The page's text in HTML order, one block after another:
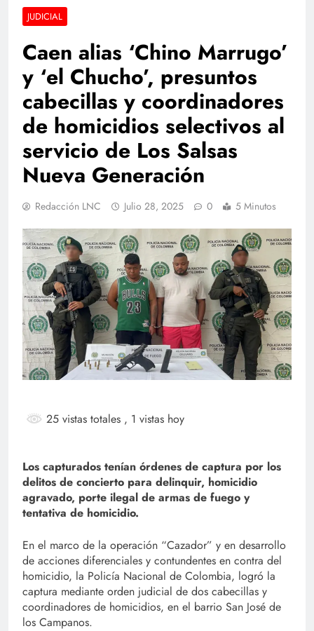
JUDICIAL
Caen alias ‘Chino Marrugo’
y ‘el Chucho’, presuntos
cabecillas y coordinadores
de homicidios selectivos al
servicio de Los Salsas
Nueva Generación
Redacción LNC Julio 28, 2025 0 5 Minutos
25 vistas totales , 1 vistas hoy
Los capturados tenían órdenes de captura por los
delitos de concierto para delinquir, homicidio
agravado, porte ilegal de armas de fuego y
tentativa de homicidio.
En el marco de la operación “Cazador” y en desarrollo
de acciones diferenciales y contundentes en contra del
homicidio, la Policía Nacional de Colombia, logró la
captura mediante orden judicial de dos cabecillas y
coordinadores de homicidios, en el barrio San José de
los Campanos.